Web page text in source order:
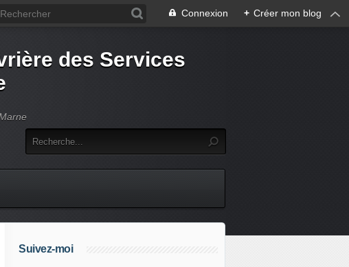
Connexion + Créer mon blog
des Services
Suivez-moi